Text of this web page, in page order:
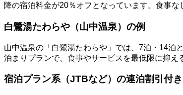
降の宿泊料金が20％オフとなっています。食事
白鷺湯たわらや（山中温泉）の例
山中温泉の「白鷺湯たわらや」では、7泊・14泊
泊まりプランで、食事やサービスを最低限に抑え
宿泊プラン系（JTBなど）の連泊割引付